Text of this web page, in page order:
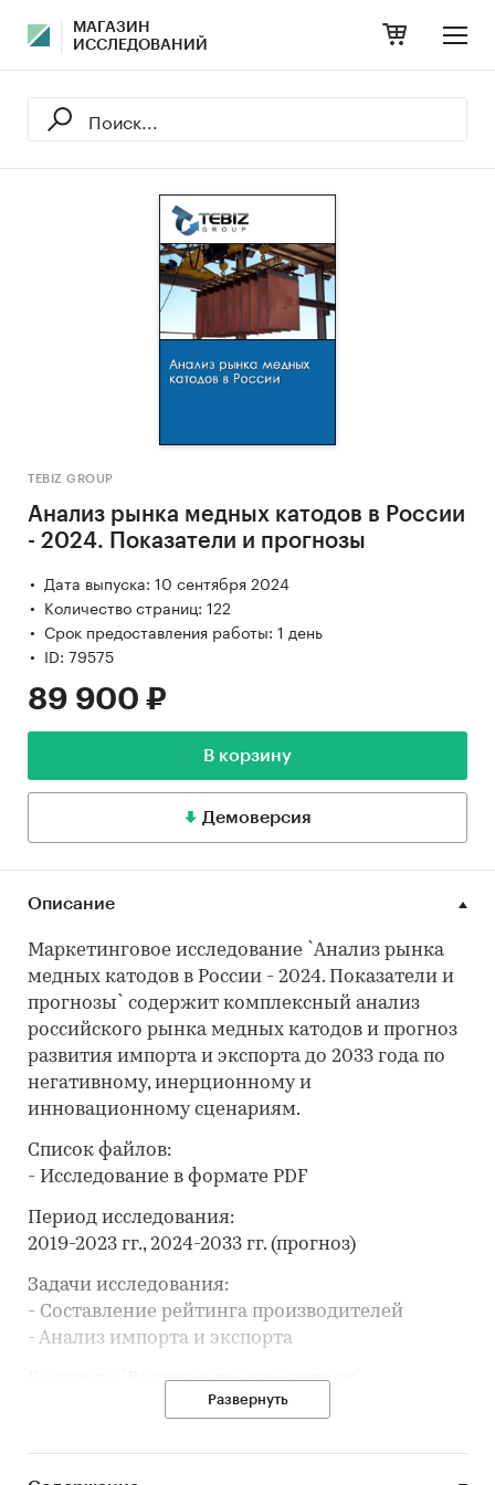
МАГАЗИН
ИССЛЕДОВАНИЙ
TEBIZ GROUP
Анализ рынка медных катодов в России
- 2024. Показатели и прогнозы
Дата выпуска: 10 сентября 2024
Количество страниц: 122
Срок предоставления работы: 1 день
ID: 79575
89 900 ₽
В корзину
Демоверсия
Описание
Маркетинговое исследование `Анализ рынка
медных катодов в России - 2024. Показатели и
прогнозы` содержит комплексный анализ
российского рынка медных катодов и прогноз
развития импорта и экспорта до 2033 года по
негативному, инерционному и
инновационному сценариям.
Список файлов:
- Исследование в формате PDF
Период исследования:
2019-2023 гг., 2024-2033 гг. (прогноз)
Задачи исследования:
- Составление рейтинга производителей
- Анализ импорта и экспорта
В разделе `Ведущие производители`
рассмотрены компании:
`УРАЛЭЛЕКТРОМЕДЬ`, АО `КМЭЗ`, АО `НМЗ`, АО
Развернуть